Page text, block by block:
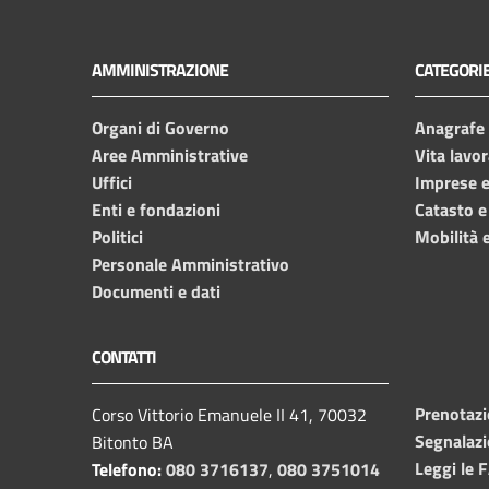
AMMINISTRAZIONE
Organi di Governo
Aree Amministrative
Uffici
Enti e fondazioni
Politici
Personale Amministrativo
Documenti e dati
Vita
Imprese
Catasto
Mobilità
CONTATTI
Corso Vittorio Emanuele II 41, 70032
Bitonto BA
Telefono:080 3716137, 080 3751014
Leggi le